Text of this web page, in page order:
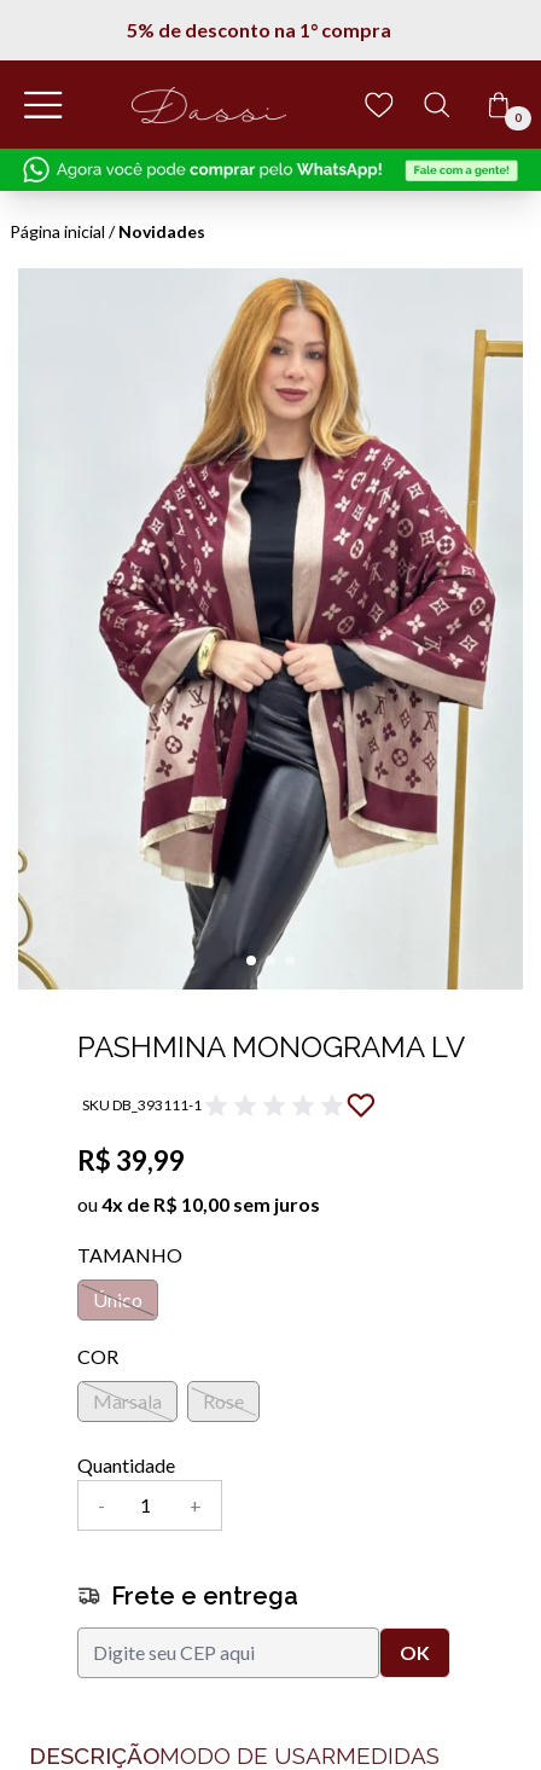
5% de desconto na 1° compra
0
Página inicial /Novidades
PASHMINA MONOGRAMA LV
SKU DB_393111-1
R$ 39,99
ou4x de R$ 10,00 sem juros
TAMANHO
Único
COR
Marsala
Rose
Quantidade
-
+
Frete e entrega
DESCRIÇÃOMODO DE USARMEDIDAS